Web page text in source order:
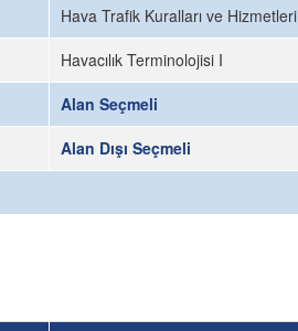
Hava Trafik Kuralları ve Hizmetleri
Havacılık Terminolojisi I
Alan Seçmeli
Alan Dışı Seçmeli